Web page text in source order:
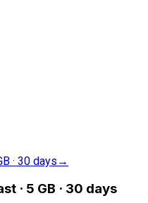
· 30 days →
· 5 GB · 30 days